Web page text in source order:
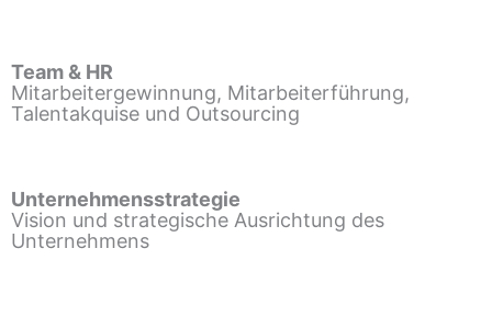
Team & HR
Mitarbeitergewinnung, Mitarbeiterführung,
Talentakquise und Outsourcing
Unternehmensstrategie
Vision und strategische Ausrichtung des
Unternehmens